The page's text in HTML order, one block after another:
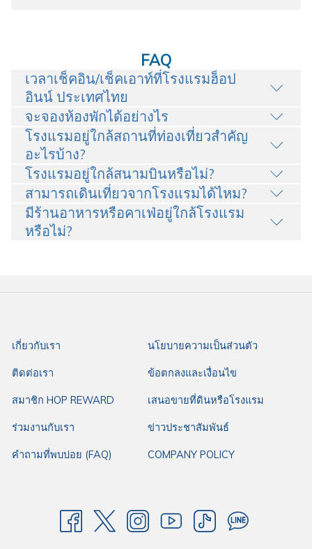
FAQ
เวลาเช็คอิน/เช็คเอาท์ที่โรงแรมฮ็อป
อินน์ ประเทศไทย
จะจองห้องพักได้อย่างไร
โรงแรมอยู่ใกล้สถานที่ท่องเที่ยวสำคัญ
อะไรบ้าง?
โรงแรมอยู่ใกล้สนามบินหรือไม่?
สามารถเดินเที่ยวจากโรงแรมได้ไหม?
มีร้านอาหารหรือคาเฟ่อยู่ใกล้โรงแรม
หรือไม่?
เกี่ยวกับเรา นโยบายความเป็นส่วนตัว
ติดต่อเรา ข้อตกลงและเงื่อนไข
สมาชิก HOP REWARD เสนอขายที่ดินหรือโรงแรม
ร่วมงานกับเรา ข่าวประชาสัมพันธ์
คำถามที่พบบ่อย (FAQ) COMPANY POLICY